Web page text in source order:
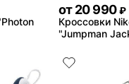
от 20 990 ₽
Кроссовки
"Jumpman